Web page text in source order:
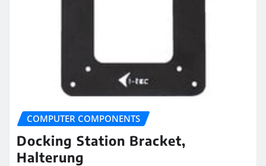
COMPUTER COMPONENTS
Docking Station Bracket,
Halterung